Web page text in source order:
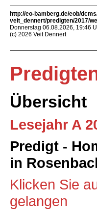
http://eo-bamberg.de/eob/
veit_dennert/predigten/2017/
Donnerstag 06.08.2026, 19:46
(c) 2026 Veit Dennert
Übersicht
Lesejahr A
Predigt -
in
Klicken Sie
gelangen